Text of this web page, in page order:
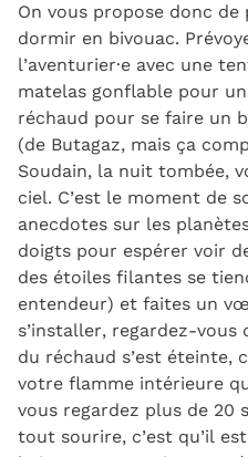
On vous propose donc
dormir en bivouac.
l’aventurier·e avec une
matelas gonflable pour
réchaud pour se faire un
(de Butagaz, mais ça
Soudain, la nuit tombée,
ciel. C’est le moment de
anecdotes sur les
doigts pour espérer voir
des étoiles filantes se
entendeur) et faites un vœ
s’installer, regardez-vous
du réchaud s’est éteinte,
votre flamme intérieure
vous regardez plus de 20
tout sourire, c’est qu’il